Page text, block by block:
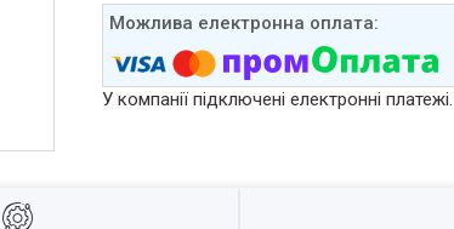
У компанії підключені електронні